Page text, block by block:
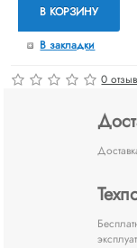
В КОРЗИНУ
В закладки
0